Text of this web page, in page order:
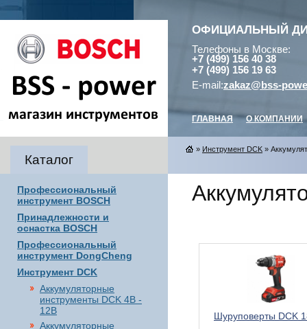
ОФИЦИАЛЬНЫЙ
Телефоны в Москве:
+7 (499) 156 40 38
+7 (499) 156 19 63
E-mail:zakaz@bss-
ГЛАВНАЯ О КОМПАНИИ
Каталог
Профессиональный
инструмент BOSCH
Принадлежности и
оснастка BOSCH
Профессиональный
инструмент DongCheng
Инструмент DCK
Аккумуляторные
инструменты DCK 4В -
12В
Аккумуляторные
» Инструмент DCK »
Шуруповерты DCK